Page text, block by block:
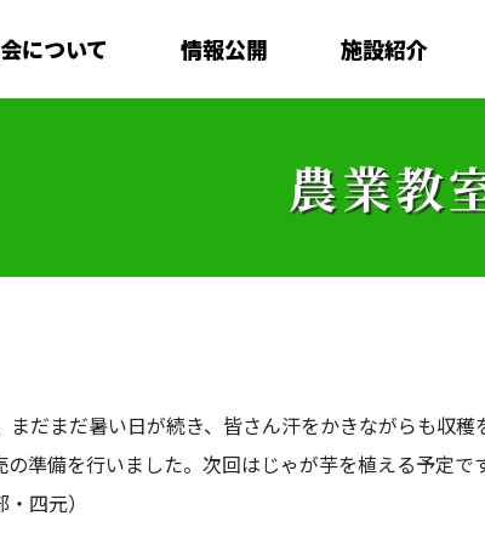
について 情報公開 施設紹介
農業教
だまだ暑い日が続き、皆さん汗をかきながらも収
準備を行いました。次回はじゃが芋を植える予定
四元）